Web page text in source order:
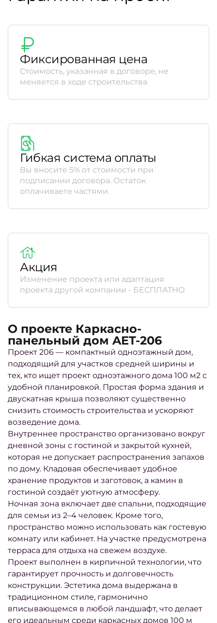
Фиксированная цена
Стоимость, указанная в договоре, не
меняется в ходе строительства
Гибкая система оплаты
Вы вносите 5% от стоимости при
подписании договора. Остаток
оплачиваете частями.
Акция
Изменение проекта или адаптация
проекта другой компании - БЕСПЛАТНО
О проекте Каркасно-
панельный дом AET-206
Проект 206 — компактный одноэтажный дом,
подходящий для участков средней ширины и
тех, кто ищет проект одноэтажного дома 100 м2 с
удобной планировкой. Простая форма здания и
двускатная крыша позволяют существенно
снизить стоимость строительства и ускоряют
возведение дома.
Внутреннее пространство организовано вокруг
дневной зоны с гостиной и закрытой кухней,
которая не допускает распространения запахов
по дому. Кладовая обеспечивает удобное
хранение продуктов и заготовок, а камин в
гостиной создаёт уютную атмосферу.
Ночная зона включает две спальни, подходящие
для семьи из 2–4 человек. Кроме того,
пространство можно использовать как гостевую
комнату или кабинет. На участке предусмотрена
терраса для отдыха на свежем воздухе.
Проект выполнен в кирпичной технологии, что
гарантирует прочность и долговечность
конструкции. Эстетика дома выдержана в
традиционном стиле, гармонично
вписывающемся в любой ландшафт, что делает
его идеальным среди каркасных домов 100 м